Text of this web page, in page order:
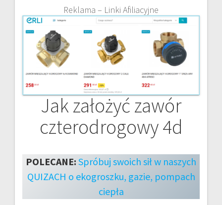
Reklama – Linki Afiliacyjne
Jak założyć zawór
czterodrogowy 4d
POLECANE: Spróbuj swoich sił w naszych
QUIZACH o ekogroszku, gazie, pompach
ciepła